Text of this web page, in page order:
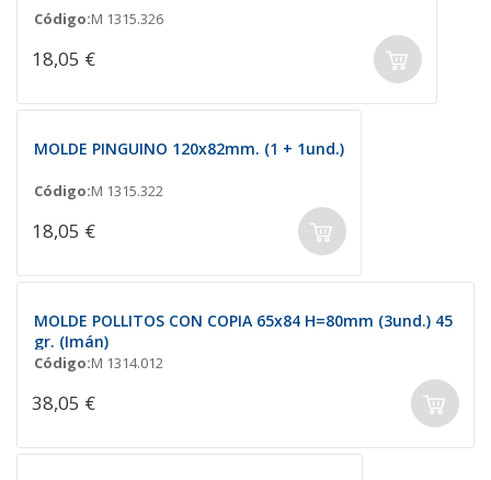
Código:M 1315.326
18,05 €
MOLDE PINGUINO 120x82mm. (1 + 1und.)
Código:M 1315.322
18,05 €
MOLDE POLLITOS CON COPIA 65x84 H=80mm (3und.) 45
gr. (Imán)
Código:M 1314.012
38,05 €